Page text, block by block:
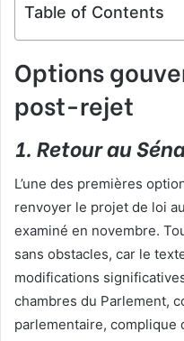
Table of Contents
Options
post-rejet
1. Retour au
L’une des premières
renvoyer le projet de loi
examiné en novembre.
sans obstacles, car le
modifications
chambres du Parlement,
parlementaire, complique